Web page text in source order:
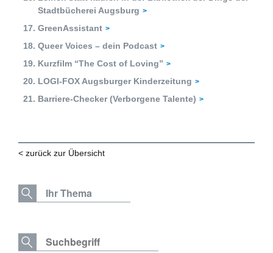
Stadtbücherei Augsburg
GreenAssistant
Queer Voices – dein Podcast
Kurzfilm “The Cost of Loving”
LOGI-FOX Augsburger Kinderzeitung
Barriere-Checker (Verborgene Talente)
< zurück zur Übersicht